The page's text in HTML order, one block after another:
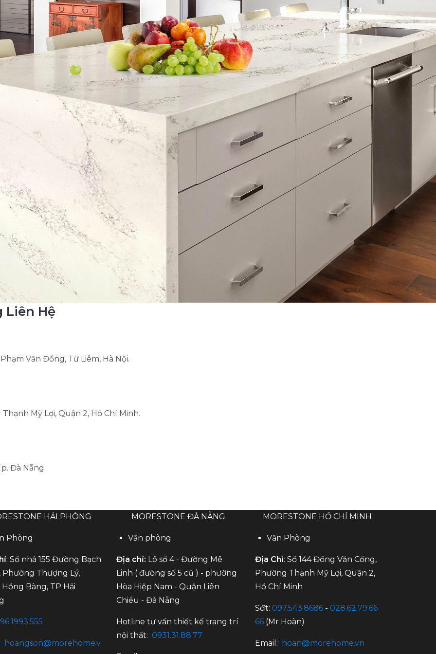
Liên Hệ
Văn Đồng, Từ Liêm, Hà Nội.
Mỹ Lợi, Quận 2, Hồ Chí Minh.
Đà Nẵng.
HẢI PHÒNG
Phòng
: Số nhà 155 Đường Bạch
Phường Thượng Lý,
Bàng, TP Hải
hoangson@morehome.v
MORESTONE ĐÀ NẴNG
Văn phòng
Địa chỉ: Lô số 4 - Đường Mê
Linh ( đường số 5 cũ ) - phường
Hòa Hiệp Nam - Quận Liên
Chiểu - Đà Nẵng
Hotline tư vấn thiết kế trang trí
nội thất: 0931.31.88.77
MORESTONE HỒ CHÍ MINH
Văn Phòng
Địa Chỉ: Số 144 Đồng Văn Cống,
Phường Thạnh Mỹ Lợi, Quận 2,
Hồ Chí Minh
Sđt: 097.543.8686 - 028.62.79.66
66 (Mr Hoàn)
Email: hoan@morehome.vn